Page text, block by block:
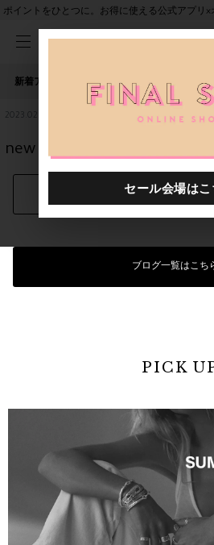
ポイントをひとつに。お得に使える公式アプリ
新着アイテム 人気ワード セール
2023.02.15
new arrival : 23SS TELA
シェアする
ブログ一覧はこち
PICK